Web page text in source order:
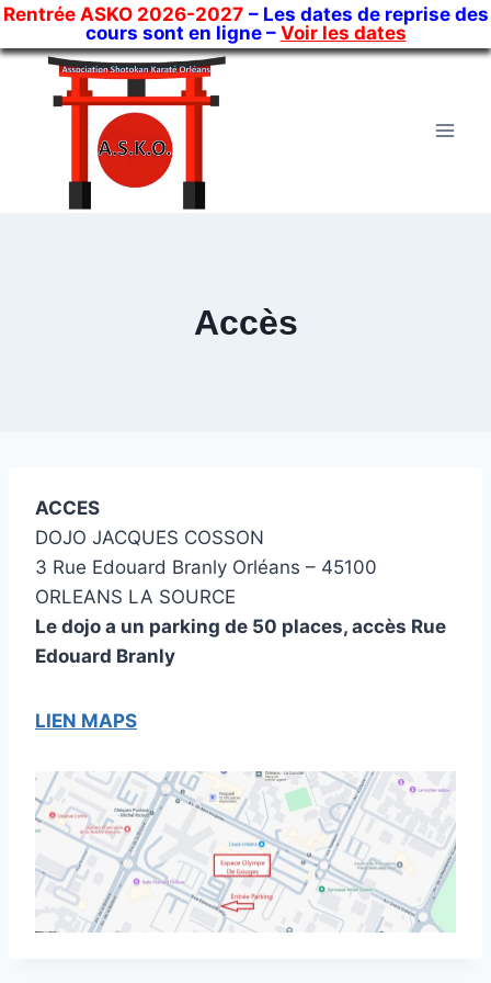
Rentrée ASKO 2026-2027 – Les dates de reprise des
cours sont en ligne – Voir les dates
Skip
Accès
ACCES
DOJO JACQUES COSSON
3 Rue Edouard Branly Orléans – 45100
ORLEANS LA SOURCE
Le dojo a un parking de 50 places, accès Rue
Edouard Branly
LIEN MAPS